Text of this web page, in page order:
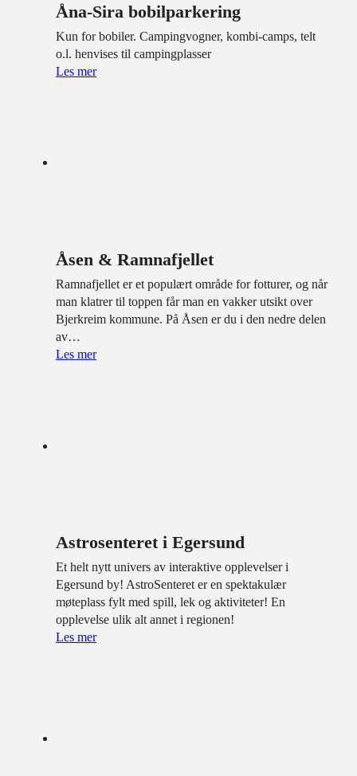
Åna-Sira bobilparkering
Kun for bobiler. Campingvogner, kombi-camps, telt
o.l. henvises til campingplasser
Les mer
Åsen & Ramnafjellet
Ramnafjellet er et populært område for fotturer, og når
man klatrer til toppen får man en vakker utsikt over
Bjerkreim kommune. På Åsen er du i den nedre delen
av…
Les mer
Astrosenteret i Egersund
Et helt nytt univers av interaktive opplevelser i
Egersund by! AstroSenteret er en spektakulær
møteplass fylt med spill, lek og aktiviteter! En
opplevelse ulik alt annet i regionen!
Les mer